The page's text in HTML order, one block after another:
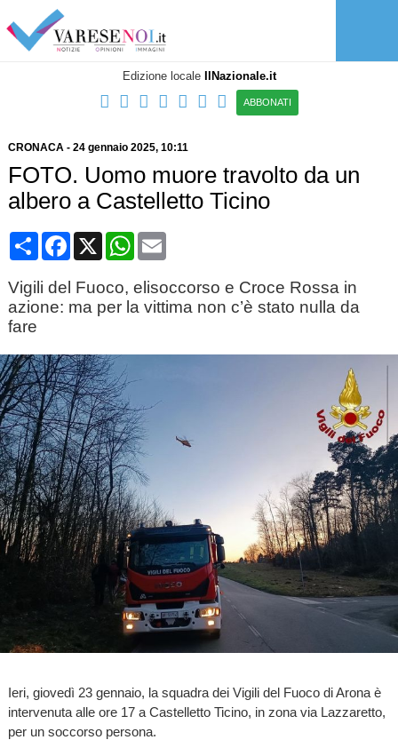
Edizione locale IlNazionale.it
ABBONATI
CRONACA- 24 gennaio 2025, 10:11
FOTO. Uomo muore travolto da un
albero a Castelletto Ticino
CondividiFacebook
X WhatsApp
Email
Vigili del Fuoco, elisoccorso e Croce Rossa in
azione: ma per la vittima non c’è stato nulla da
fare
Ieri, giovedì 23 gennaio, la squadra dei Vigili del Fuoco di Arona è
intervenuta alle ore 17 a Castelletto Ticino, in zona via Lazzaretto,
per un soccorso persona.